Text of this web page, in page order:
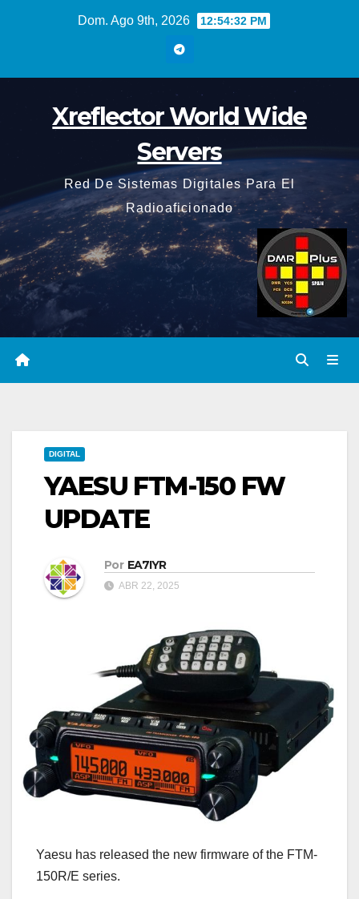
Dom. Ago 9th, 2026 12:54:33 PM
Xreflector World Wide
Servers
Red De Sistemas Digitales Para El
Radioaficionado
DIGITAL
YAESU FTM-150 FW
UPDATE
Por EA7IYR
ABR 22, 2025
Yaesu has released the new firmware of the FTM-
150R/E series.